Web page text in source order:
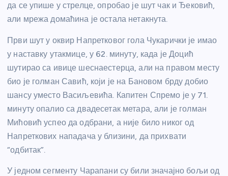
да се упише у стрелце, опробао је шут чак и Ђековић,
али мрежа домаћина је остала нетакнута.
Први шут у оквир Напретковог гола Чукарички је имао
у наставку утакмице, у 62. минуту, када је Доцић
шутирао са ивице шеснаестерца, али на правом месту
био је голман Савић, који је на Бановом брду добио
шансу уместо Васиљевића. Капитен Спремо је у 71.
минуту опалио са двадесетак метара, али је голман
Мићовић успео да одбрани, а није било никог од
Напреткових нападача у близини, да прихвати
“одбитак”.
У једном сегменту Чарапани су били значајно бољи од